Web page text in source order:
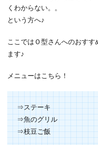
くわからない。。
という方へ♪
ここではＯ型さんへのおす
ます♪
メニューはこちら！
⇒ステーキ
⇒魚のグリル
⇒枝豆ご飯